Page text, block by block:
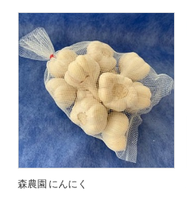
森農園 にんにく